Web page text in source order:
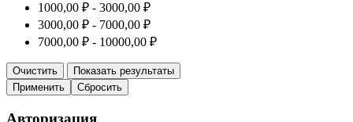
1000,00 ₽ - 3000,00 ₽
3000,00 ₽ - 7000,00 ₽
7000,00 ₽ - 10000,00 ₽
Очистить
Показать результаты
Применить
Сбросить
Авторизация